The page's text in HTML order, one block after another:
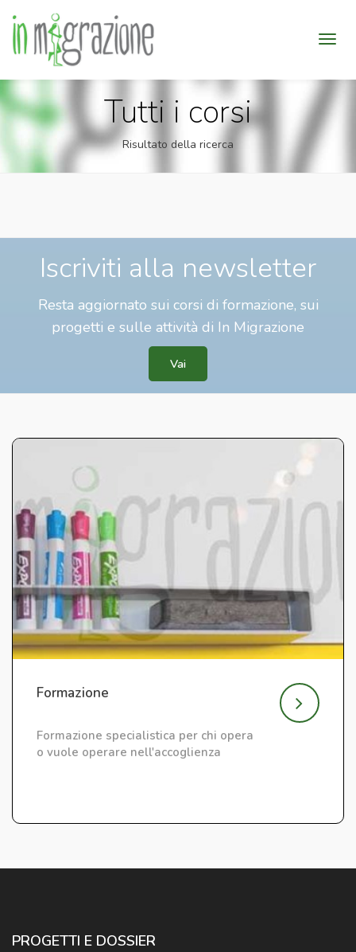
Tutti i corsi
Risultato della ricerca
Iscriviti alla newsletter
Resta aggiornato sui corsi di formazione, sui
progetti e sulle attività di In Migrazione
Vai
Formazione
Formazione specialistica per chi opera
o vuole operare nell'accoglienza
PROGETTI E DOSSIER